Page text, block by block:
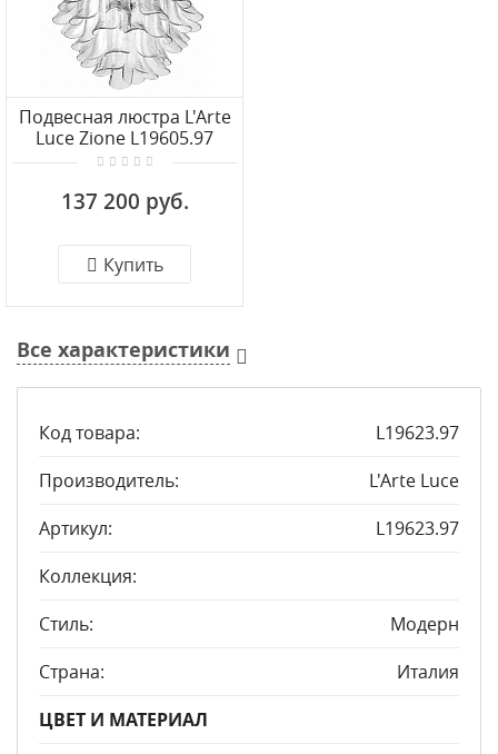
Подвесная люстра L'Arte
Luce Zione L19605.97
137 200 руб.
Купить
Все характеристики
Код товара:
L19623.97
Производитель:
L'Arte Luce
Артикул:
L19623.97
Коллекция:
Стиль:
Модерн
Страна:
Италия
ЦВЕТ И МАТЕРИАЛ